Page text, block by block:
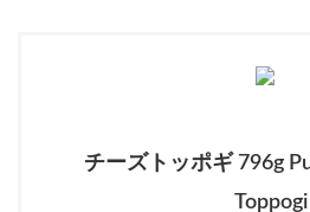
チーズトッポギ 796g
Toppogi